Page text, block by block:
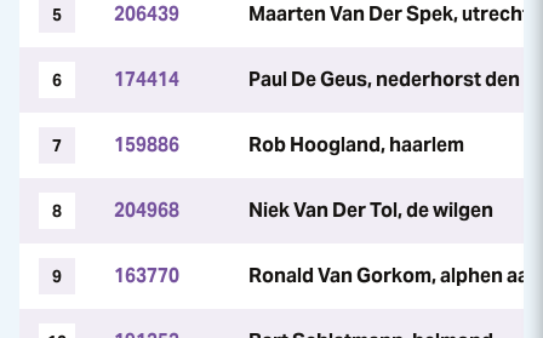
5 206439 Maarten Van Der Spek, utrecht
6 174414 Paul De Geus, nederhorst den
7 159886 Rob Hoogland, haarlem
8 204968 Niek Van Der Tol, de wilgen
9 163770 Ronald Van Gorkom, alphen